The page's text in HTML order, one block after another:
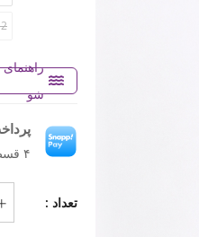
شو
۴ قسط بدون کارمزد، ماهانه ۱٬۱۸۲٬۰۰۰ تومان
تعداد :